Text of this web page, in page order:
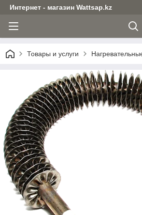
Интернет - магазин Wattsap.kz
Товары и услуги